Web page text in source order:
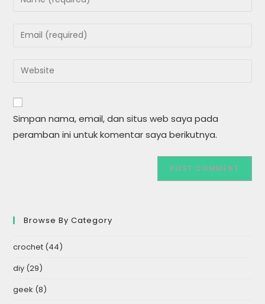
Simpan nama, email, dan situs web saya pada
peramban ini untuk komentar saya berikutnya.
Browse By Category
crochet (44)
diy (29)
geek (8)